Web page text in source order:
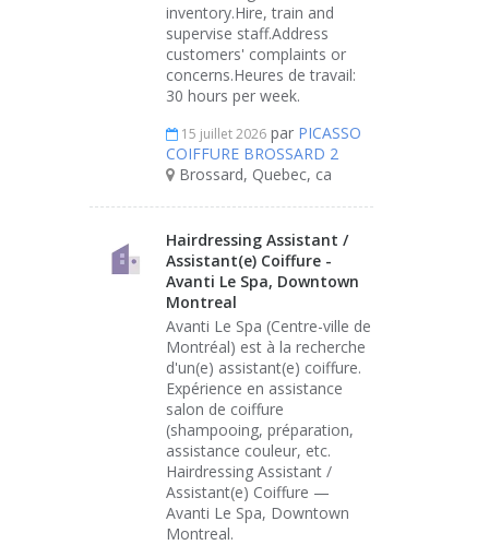
inventory.Hire, train and
supervise staff.Address
customers' complaints or
concerns.Heures de travail:
30 hours per week.
15 juillet 2026 par PICASSO
COIFFURE BROSSARD 2
Brossard, Quebec, ca
Hairdressing Assistant /
Assistant(e) Coiffure -
Avanti Le Spa, Downtown
Montreal
Avanti Le Spa (Centre-ville de
Montréal) est à la recherche
d'un(e) assistant(e) coiffure.
Expérience en assistance
salon de coiffure
(shampooing, préparation,
assistance couleur, etc.
Hairdressing Assistant /
Assistant(e) Coiffure —
Avanti Le Spa, Downtown
Montreal.